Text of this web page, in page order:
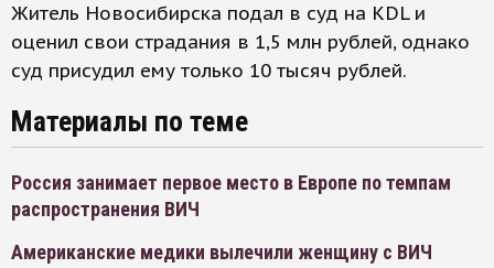
Житель Новосибирска подал в суд на KDL и
оценил свои страдания в 1,5 млн рублей, однако
суд присудил ему только 10 тысяч рублей.
Материалы по теме
Россия занимает первое место в Европе по темпам
распространения ВИЧ
Американские медики вылечили женщину с ВИЧ